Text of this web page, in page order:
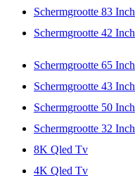
Schermgrootte 83 Inch
Schermgrootte 42 Inch
Schermgrootte 65 Inch
Schermgrootte 43 Inch
Schermgrootte 50 Inch
Schermgrootte 32 Inch
8K Qled Tv
4K Qled Tv